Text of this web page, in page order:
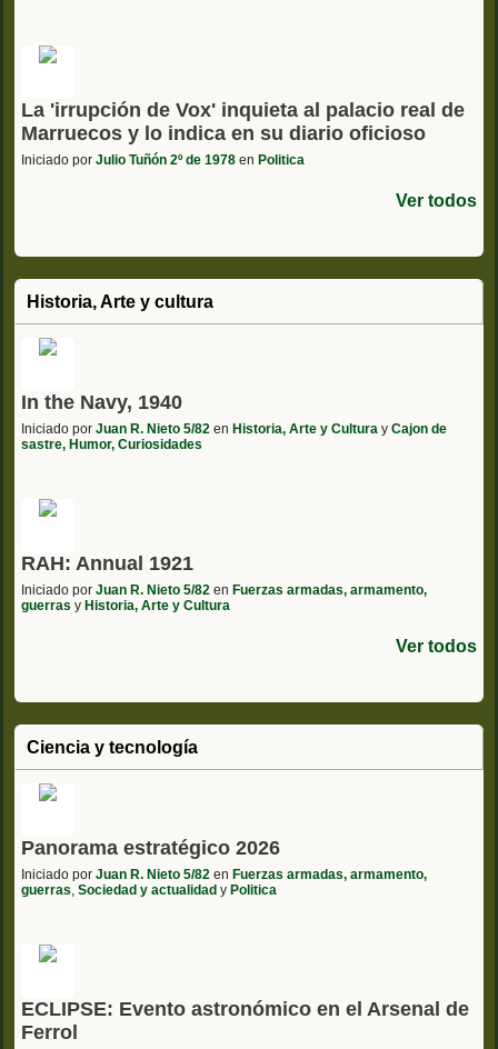
La 'irrupción de Vox' inquieta al palacio real de
Marruecos y lo indica en su diario oficioso
Iniciado por Julio Tuñón 2º de 1978 en Politica
Ver todos
Historia, Arte y cultura
In the Navy, 1940
Iniciado por Juan R. Nieto 5/82 en Historia, Arte y Cultura y Cajon de
sastre, Humor, Curiosidades
RAH: Annual 1921
Iniciado por Juan R. Nieto 5/82 en Fuerzas armadas, armamento,
guerras y Historia, Arte y Cultura
Ver todos
Ciencia y tecnología
Panorama estratégico 2026
Iniciado por Juan R. Nieto 5/82 en Fuerzas armadas, armamento,
guerras Sociedad y actualidad y Politica
ECLIPSE: Evento astronómico en el Arsenal de
Ferrol